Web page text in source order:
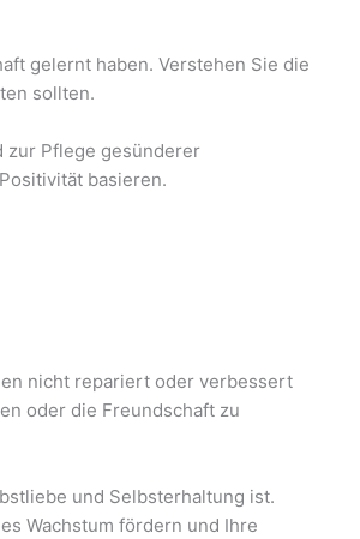
gelernt haben. Verstehen Sie die
sollten.
zur Pflege gesünderer
basieren.
nicht repariert oder verbessert
oder die Freundschaft zu
und Selbsterhaltung ist.
Wachstum fördern und Ihre